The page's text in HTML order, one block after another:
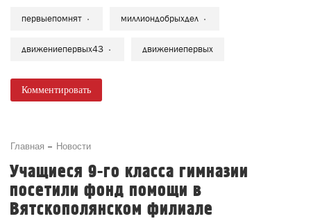
первыепомнят миллиондобрыхдел
движениепервых43 движениепервых
Комментировать
Главная Новости
Учащиеся 9-го класса гимназии
посетили фонд помощи в
Вятскополянском филиале